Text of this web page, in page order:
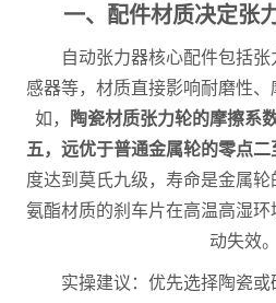
一、配件材质决定张
自动张力器核心配件包括
感器等，材质直接影响耐磨性、
如，
陶瓷材质张力轮的摩擦系
五，远优于普通金属轮的零点二
度达到莫氏九级，寿命是金属
氨酯材质的刹车片在高温高湿环
动失效。
实操建议：优先选择陶瓷